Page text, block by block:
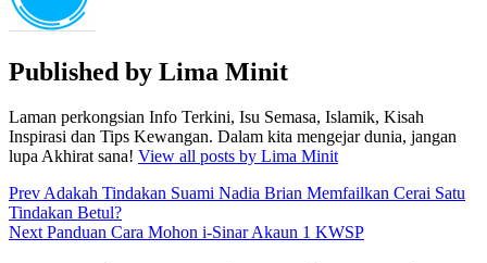
Published by Lima Minit
Laman perkongsian Info Terkini, Isu Semasa, Islamik, Kisah
Inspirasi dan Tips Kewangan. Dalam kita mengejar dunia, jangan
lupa Akhirat sana! View all posts by Lima Minit
Post
navigation
PrevAdakah Tindakan Suami Nadia Brian Memfailkan Cerai Satu
Tindakan Betul?
Next Panduan Cara Mohon i-Sinar Akaun 1 KWSP